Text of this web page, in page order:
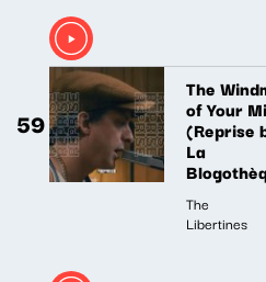
59
The
of Your
(Reprise
La
The
Libertines